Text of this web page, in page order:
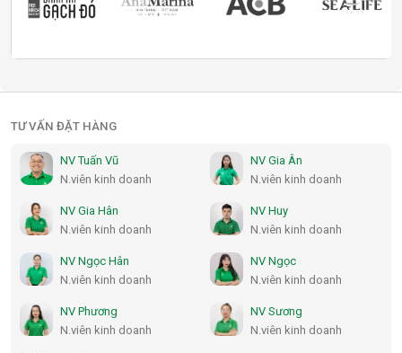
TƯ VẤN ĐẶT HÀNG
NV Tuấn Vũ
N.viên kinh doanh
NV Gia Ân
N.viên kinh doanh
NV Gia Hân
N.viên kinh doanh
NV Huy
N.viên kinh doanh
NV Ngọc Hân
N.viên kinh doanh
NV Ngọc
N.viên kinh doanh
NV Phương
N.viên kinh doanh
NV Sương
N.viên kinh doanh